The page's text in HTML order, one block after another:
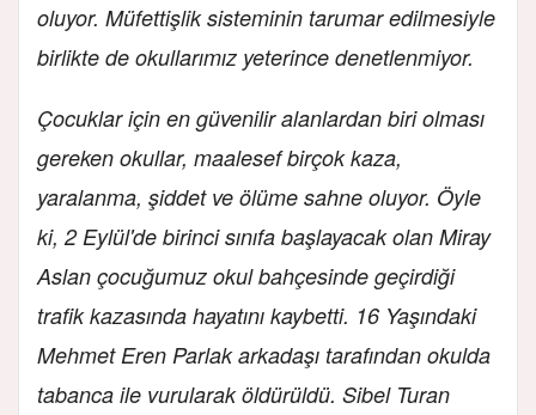
oluyor. Müfettişlik sisteminin tarumar edilmesiyle
birlikte de okullarımız yeterince denetlenmiyor.
Çocuklar için en güvenilir alanlardan biri olması
gereken okullar, maalesef birçok kaza,
yaralanma, şiddet ve ölüme sahne oluyor. Öyle
ki, 2 Eylül'de birinci sınıfa başlayacak olan Miray
Aslan çocuğumuz okul bahçesinde geçirdiği
trafik kazasında hayatını kaybetti. 16 Yaşındaki
Mehmet Eren Parlak arkadaşı tarafından okulda
tabanca ile vurularak öldürüldü. Sibel Turan